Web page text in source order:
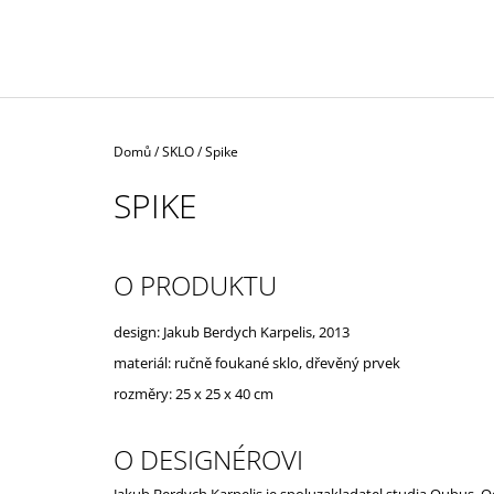
Domů/SKLO/Spike
SPIKE
O PRODUKTU
design: Jakub Berdych Karpelis, 2013
materiál: ručně foukané sklo, dřevěný prvek
rozměry:25 x 25 x 40 cm
O DESIGNÉROVI